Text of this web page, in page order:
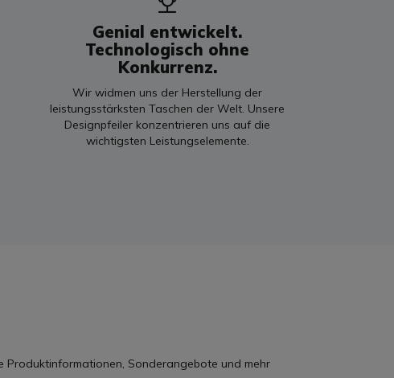
Genial entwickelt.
Technologisch ohne
Konkurrenz.
Wir widmen uns der Herstellung der
leistungsstärksten Taschen der Welt. Unsere
Designpfeiler konzentrieren uns auf die
wichtigsten Leistungselemente.
Produktinformationen, Sonderangebote und mehr